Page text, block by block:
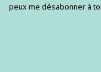
peux me désabonner à